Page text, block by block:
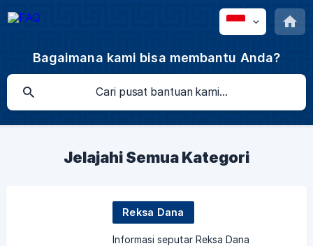
Bagaimana kami bisa membantu Anda?
Jelajahi Semua Kategori
Reksa Dana
Informasi seputar Reksa Dana